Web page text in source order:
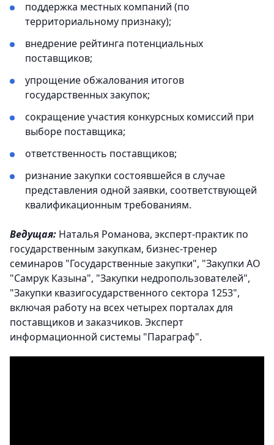
поддержка местных компаний (по
территориальному признаку);
внедрение рейтинга потенциальных
поставщиков;
упрощение обжалования итогов
государственных закупок;
сокращение участия конкурсных комиссий при
выборе поставщика;
ответственность поставщиков;
ризнание закупки состоявшейся в случае
представления одной заявки, соответствующей
квалификационным требованиям.
Ведущая: Наталья Романова, эксперт-практик по
государственным закупкам, бизнес-тренер
семинаров "Государственные закупки", "Закупки АО
"Самрук Казына", "Закупки недропользователей",
"Закупки квазигосударственного сектора 1253",
включая работу на всех четырех порталах для
поставщиков и заказчиков. Эксперт
информационной системы "Параграф".